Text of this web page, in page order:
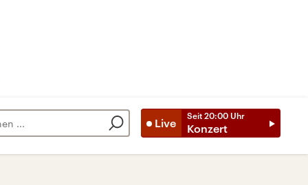
Live
Seit 20:00 Uhr
Konzert